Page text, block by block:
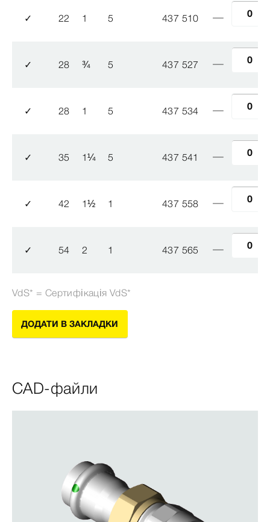
✓ 22 1 5 437 510
✓ 28 ¾ 5 437 527
✓ 28 1 5 437 534
✓ 35 1¼ 5 437 541
✓ 42 1½ 1 437 558
✓ 54 2 1 437 565
VdS* = Сертифікація VdS*
ДОДАТИ В ЗАКЛАДКИ
CAD-файли